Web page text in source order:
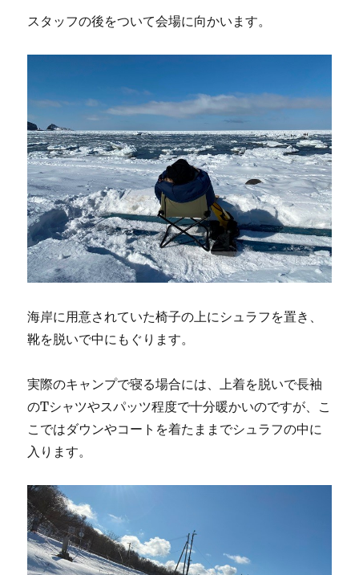
スタッフの後をついて会場に向かいます。
海岸に用意されていた椅子の上にシュラフを置き、
靴を脱いで中にもぐります。
実際のキャンプで寝る場合には、上着を脱いで長袖
のTシャツやスパッツ程度で十分暖かいのですが、こ
こではダウンやコートを着たままでシュラフの中に
入ります。